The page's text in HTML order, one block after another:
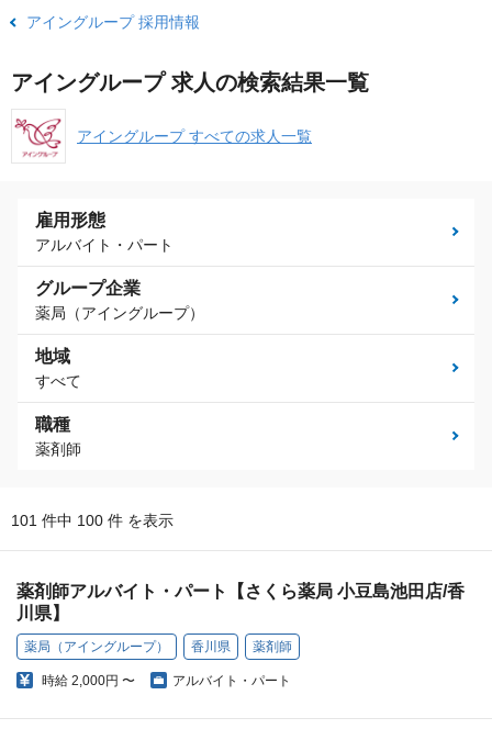
アイングループ 採用情報
アイングループ 求人の検索結果一覧
アイングループ すべての求人一覧
雇用形態
アルバイト・パート
グループ企業
薬局（アイングループ）
地域
すべて
職種
薬剤師
101 件中 100 件 を表示
薬剤師アルバイト・パート【さくら薬局 小豆島池田店/香
川県】
薬局（アイングループ） 香川県 薬剤師
時給 2,000円 〜 アルバイト・パート